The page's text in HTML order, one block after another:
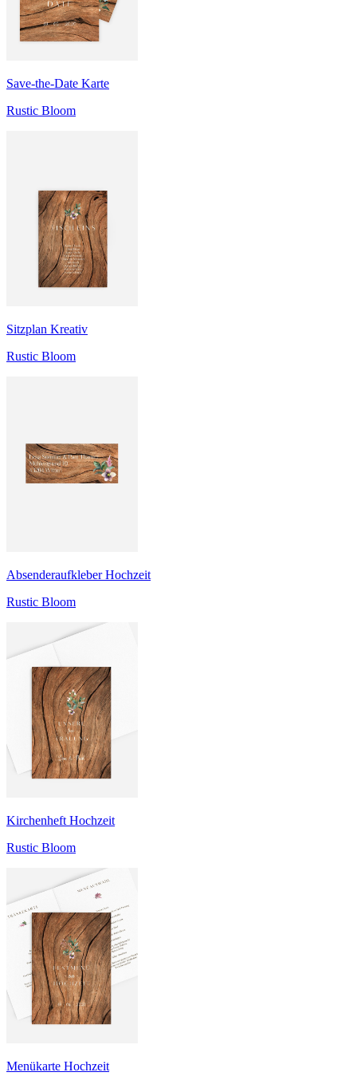
Save-the-Date Karte
Rustic Bloom
Sitzplan Kreativ
Rustic Bloom
Absenderaufkleber Hochzeit
Rustic Bloom
Kirchenheft Hochzeit
Rustic Bloom
Menükarte Hochzeit